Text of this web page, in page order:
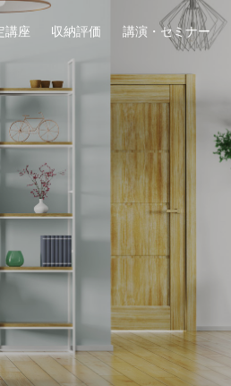
講座 収納評価 講演・セミナー